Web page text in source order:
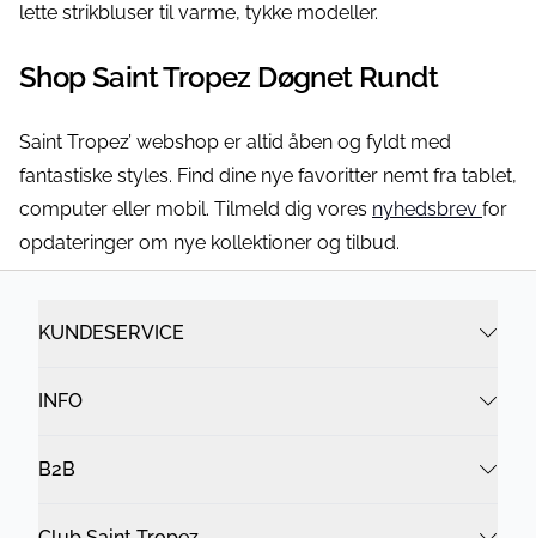
lette strikbluser til varme, tykke modeller.
Shop Saint Tropez Døgnet Rundt
Saint Tropez’ webshop er altid åben og fyldt med
fantastiske styles. Find dine nye favoritter nemt fra tablet,
computer eller mobil. Tilmeld dig vores nyhedsbrev for
opdateringer om nye kollektioner og tilbud.
KUNDESERVICE
INFO
B2B